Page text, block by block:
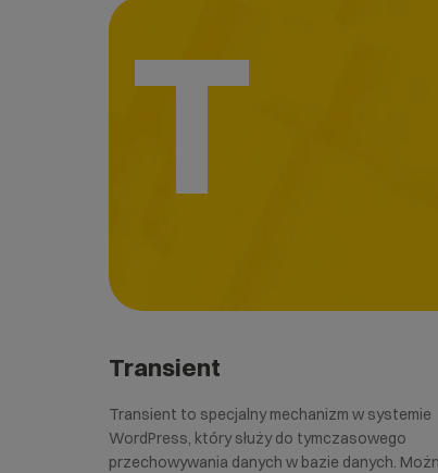
T
Transient
Transient to specjalny mechanizm w systemie
WordPress, który służy do tymczasowego
przechowywania danych w bazie danych.